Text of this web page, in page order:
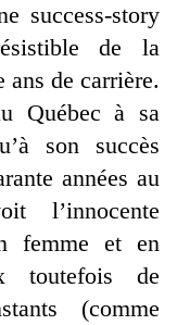
success-story
de la
ans de carrière.
Québec à sa
son succès
années au
l’innocente
femme et en
toutefois de
(comme